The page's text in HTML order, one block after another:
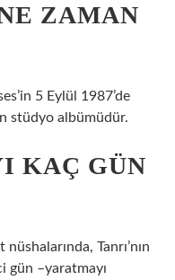
ZAMAN
5 Eylül 1987’de
stüdyo albümüdür.
KAÇ GÜN
Tanrı’nın
gün –yaratmayı